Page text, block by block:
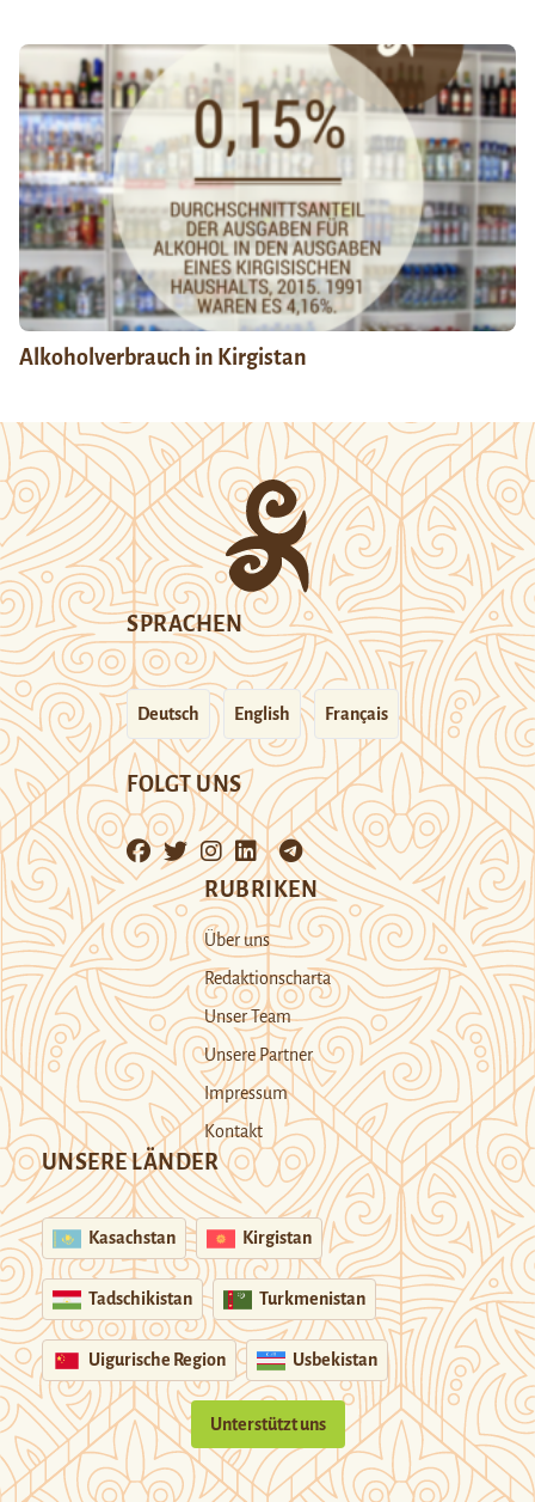
Alkoholverbrauch in Kirgistan
SPRACHEN
Deutsch English Français
FOLGT UNS
RUBRIKEN
Über uns
Redaktionscharta
Unser Team
Unsere Partner
Impressum
Kontakt
UNSERE LÄNDER
Kasachstan Kirgistan
Tadschikistan Turkmenistan
Uigurische Region Usbekistan
Unterstützt uns